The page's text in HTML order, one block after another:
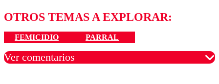
OTROS TEMAS A EXPLORAR:
FEMICIDIO PARRAL
Ver comentarios